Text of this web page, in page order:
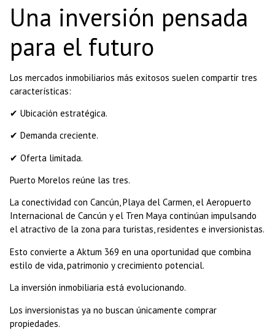
Una inversión pensada
para el futuro
Los mercados inmobiliarios más exitosos suelen compartir tres
características:
✔ Ubicación estratégica.
✔ Demanda creciente.
✔ Oferta limitada.
Puerto Morelos reúne las tres.
La conectividad con Cancún, Playa del Carmen, el Aeropuerto
Internacional de Cancún y el Tren Maya continúan impulsando
el atractivo de la zona para turistas, residentes e inversionistas.
Esto convierte a Aktum 369 en una oportunidad que combina
estilo de vida, patrimonio y crecimiento potencial.
La inversión inmobiliaria está evolucionando.
Los inversionistas ya no buscan únicamente comprar
propiedades.